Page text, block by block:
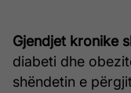
Gjendjet kronike
diabeti dhe
shëndetin e